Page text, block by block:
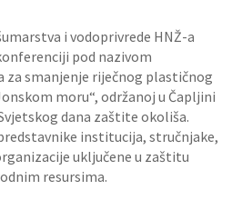
i vodoprivrede HNŽ-a
pod nazivom
za smanjenje riječnog plastičnog
moru“, održanoj u Čapljini
dana zaštite okoliša.
institucija, stručnjake,
uključene u zaštitu
resursima.